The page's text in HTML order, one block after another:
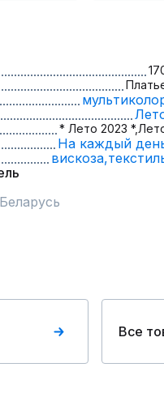
* Лето 2023 *,
На каждый
вискоза,
Все